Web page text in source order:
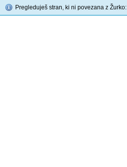
Pregleduješ stran, ki ni povezana z Žurko: